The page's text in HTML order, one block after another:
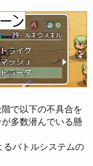
で以下の不具合を
多数潜んでいる懸
るバトルシステムの